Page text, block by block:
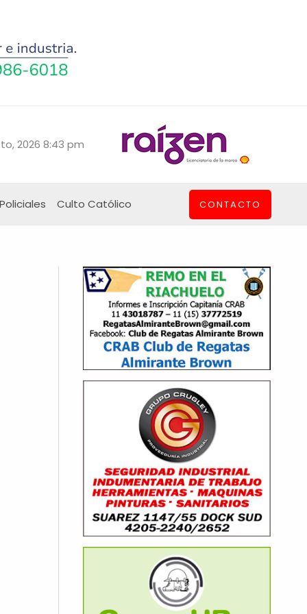
2026 8:43 pm
Policiales Culto Católico CONTACTO